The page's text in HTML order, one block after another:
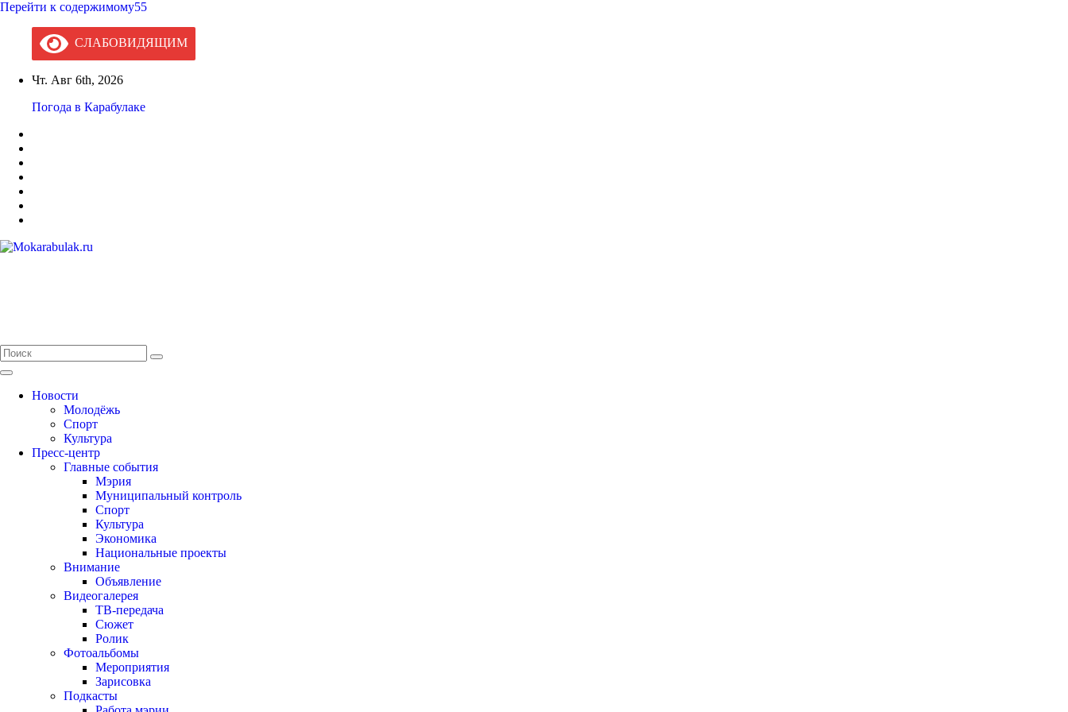
Перейти к содержимому55
СЛАБОВИДЯЩИМ
Чт. Авг 6th, 2026
Погода в Карабулаке
Новости
Молодёжь
Спорт
Культура
Пресс-центр
Главные события
Мэрия
Муниципальный контроль
Спорт
Культура
Экономика
Национальные проекты
Внимание
Объявление
Видеогалерея
ТВ-передача
Сюжет
Ролик
Фотоальбомы
Мероприятия
Зарисовка
Подкасты